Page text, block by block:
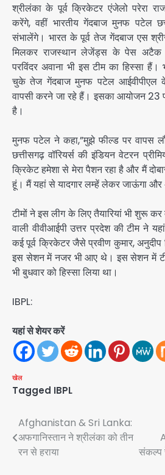
श्रीलंका के पूर्व क्रिकेटर एंजेलो परेरा
करेंगे, वहीं भारतीय गेंदबाज मुनफ पटेल
संभालेंगे। भारत के पूर्व तेज गेंदबाज एस
मिलकर राजस्थान लेजेंड्स के पेस अटैक
परविंदर अवाना भी इस टीम का हिस्सा
चुके तेज गेंदबाज मुनफ पटेल आईवीपीएल
वापसी करने जा रहे हैं। इसका आयोजन 23
है।
मुनफ पटेल ने कहा,”मुझे फील्ड पर वापस
छत्तीसगढ़ वॉरियर्स की इंडियन वेटरन
क्रिकेट हमेशा से मेरा पैशन रहा है और मैं
हूं। मैं यहां से यादगार लम्हें लेकर जाऊंगा और
टीमों ने इस लीग के लिए तैयारियां भी शुरू
वाली वीवीआईपी उत्तर प्रदेश की टीम ने
कई पूर्व क्रिकेटर जैसे प्रवीण कुमार, अनुदीप
इस सेशन में नजर भी आए थे। इस सेशन में
भी बुधवार को हिस्सा लिया था।
IBPL:
यहां से शेयर करें
खेल
Tagged IBPL
Post
navigation
Afghanistan & Sri Lanka:
अफगानिस्तान ने श्रीलंका को तीन
रन से हराया
संकल्प